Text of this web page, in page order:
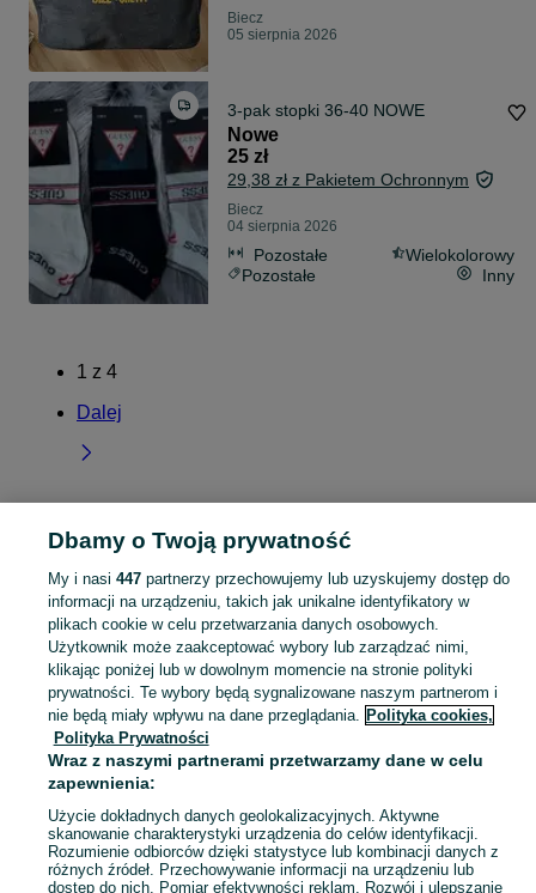
Biecz
05 sierpnia 2026
3-pak stopki 36-40 NOWE
Nowe
25 zł
29,38 zł z Pakietem Ochronnym
Biecz
04 sierpnia 2026
Pozostałe
Wielokolorowy
Pozostałe
Inny
1 z 4
Dalej
Strona główna Lubuskie Biecz
KATEGORIA
Zobacz
Mapa kategorii
Mapa miejscowości
Mapa ministron
Popularne wyszukiwania
Dbamy o Twoją prywatność
My i nasi 447partnerzy przechowujemy lub uzyskujemy dostęp do
informacji na urządzeniu, takich jak unikalne identyfikatory w
plikach cookie w celu przetwarzania danych osobowych.
Użytkownik może zaakceptować wybory lub zarządzać nimi,
klikając poniżej lub w dowolnym momencie na stronie polityki
prywatności. Te wybory będą sygnalizowane naszym partnerom i
nie będą miały wpływu na dane przeglądania. Polityka cookies,
Polityka Prywatności
Wraz z naszymi partnerami przetwarzamy dane w celu
zapewnienia:
Użycie dokładnych danych geolokalizacyjnych. Aktywne
skanowanie charakterystyki urządzenia do celów identyfikacji.
Rozumienie odbiorców dzięki statystyce lub kombinacji danych z
różnych źródeł. Przechowywanie informacji na urządzeniu lub
dostęp do nich. Pomiar efektywności reklam. Rozwój i ulepszanie